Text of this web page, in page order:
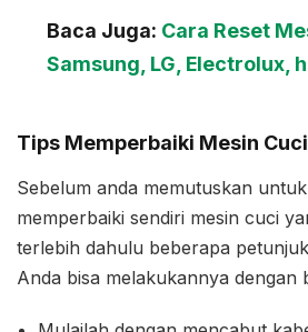
Baca Juga: Cara Reset
Samsung, LG, Electrolux,
Tips Memperbaiki Mesin
Sebelum anda memutuskan
memperbaiki sendiri mesin cuci
terlebih dahulu beberapa
Anda bisa melakukannya dengan